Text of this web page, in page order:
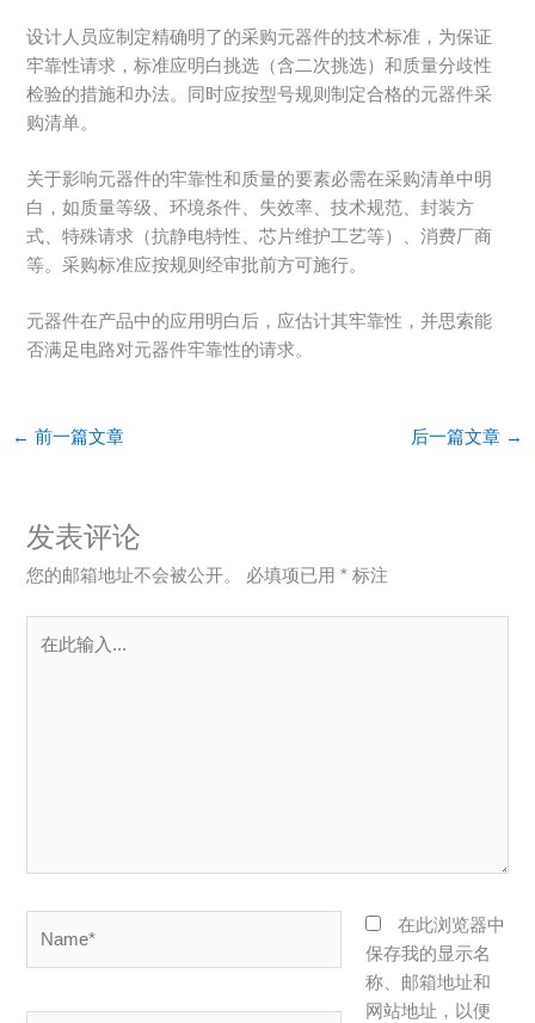
设计人员应制定精确明了的采购元器件的技术标准，为保证
牢靠性请求，标准应明白挑选（含二次挑选）和质量分歧性
检验的措施和办法。同时应按型号规则制定合格的元器件采
购清单。
关于影响元器件的牢靠性和质量的要素必需在采购清单中明
白，如质量等级、环境条件、失效率、技术规范、封装方
式、特殊请求（抗静电特性、芯片维护工艺等）、消费厂商
等。采购标准应按规则经审批前方可施行。
元器件在产品中的应用明白后，应估计其牢靠性，并思索能
否满足电路对元器件牢靠性的请求。
← 前一篇文章 后一篇文章 →
发表评论
您的邮箱地址不会被公开。 必填项已用* 标注
在此浏览器中
保存我的显示名
称、邮箱地址和
网站地址，以便